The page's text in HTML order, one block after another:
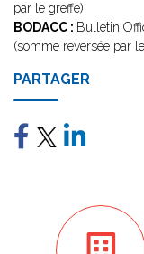
par le greffe)
BODACC : Bulletin
(somme reversée par
PARTAGER